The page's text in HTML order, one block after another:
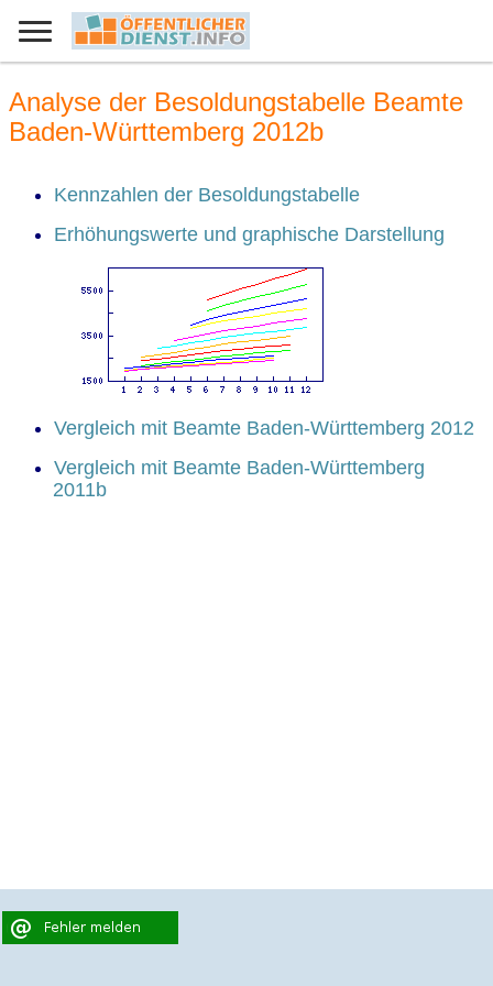
Analyse der Besoldungstabelle Beamte
Baden-Württemberg 2012b
Kennzahlen der Besoldungstabelle
Erhöhungswerte und graphische Darstellung
Vergleich mit Beamte Baden-Württemberg 2012
Vergleich mit Beamte Baden-Württemberg
2011b